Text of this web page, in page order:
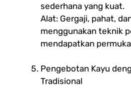
sederhana yang kuat.
Alat: Gergaji, pahat,
menggunakan teknik
mendapatkan
Pengebotan Kayu
Tradisional